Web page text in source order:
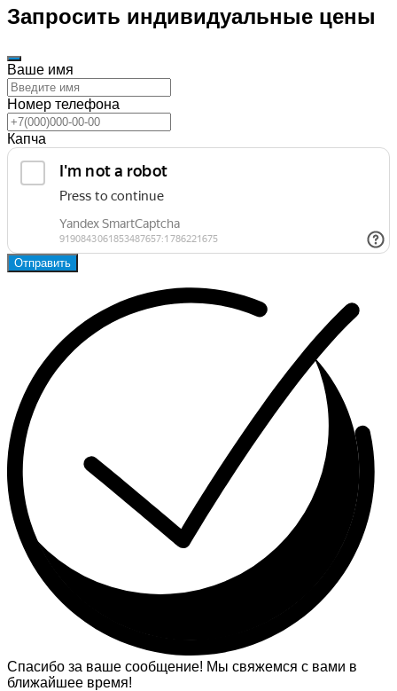
Запросить индивидуальные цены
Ваше имя
Номер телефона
Капча
Отправить
Спасибо за ваше сообщение! Мы свяжемся с вами в
ближайшее время!